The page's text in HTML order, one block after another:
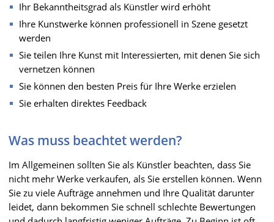
Ihr Bekanntheitsgrad als Künstler wird erhöht
Ihre Kunstwerke können professionell in Szene gesetzt
werden
Sie teilen Ihre Kunst mit Interessierten, mit denen Sie sich
vernetzen können
Sie können den besten Preis für Ihre Werke erzielen
Sie erhalten direktes Feedback
Was muss beachtet werden?
Im Allgemeinen sollten Sie als Künstler beachten, dass Sie
nicht mehr Werke verkaufen, als Sie erstellen können. Wenn
Sie zu viele Aufträge annehmen und Ihre Qualität darunter
leidet, dann bekommen Sie schnell schlechte Bewertungen